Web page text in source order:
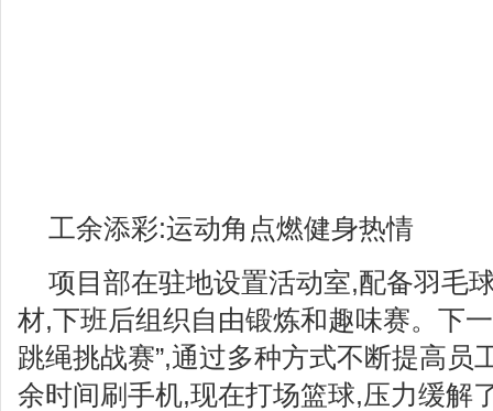
工余添彩:运动角点燃健身热情
项目部在驻地设置活动室,配备羽毛
材,下班后组织自由锻炼和趣味赛。下
跳绳挑战赛”,通过多种方式不断提高员
余时间刷手机,现在打场篮球,压力缓解